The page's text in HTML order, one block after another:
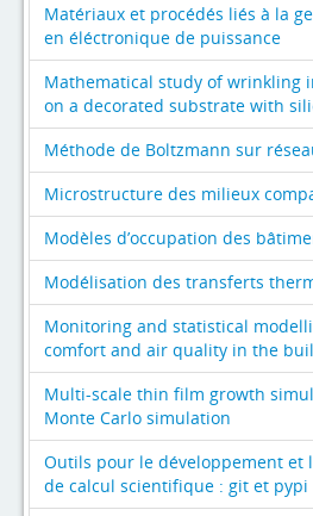
Matériaux et procédés liés à la
en éléctronique de puissance
Mathematical study of wrinkling
on a decorated substrate with
Méthode de Boltzmann sur
Microstructure des milieux
Modèles d’occupation des
Modélisation des transferts
Monitoring and statistical
comfort and air quality in the
Multi-scale thin film growth
Monte Carlo simulation
Outils pour le développement et
de calcul scientifique : git et pypi